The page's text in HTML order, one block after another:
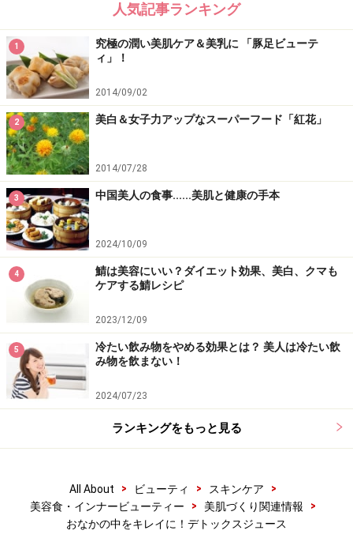
人気記事ランキング
1
究極の潤い美肌ケア＆美乳に 「豚足ビューテ
ィ」！
2014/09/02
2 美白＆女子力アップなスーパーフード「紅花」
2014/07/28
3 中国美人の食事......美肌と健康の手本
2024/10/09
4
鯖は美容にいい？ダイエット効果、美白、クマも
ケアする鯖レシピ
2023/12/09
5
冷たい飲み物をやめる効果とは？ 美人は冷たい飲
み物を飲まない！
2024/07/23
ランキングをもっと見る
All About > ビューティ > スキンケア
>
美容食・インナービューティー
> 美肌づくり関連情報
>
おなかの中をキレイに！デトックスジュース